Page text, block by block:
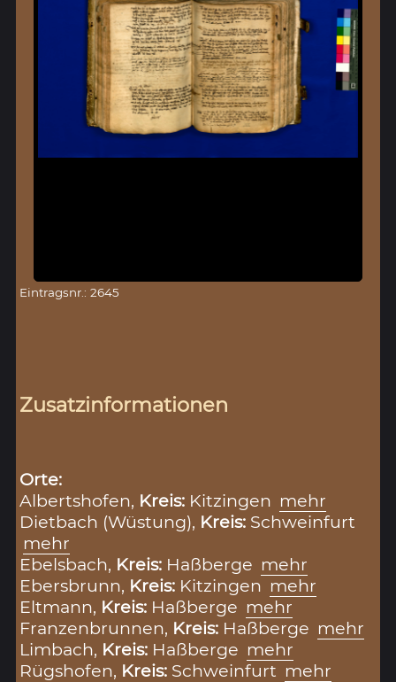
Eintragsnr.: 2645
Zusatzinformationen
Orte:
Albertshofen, Kreis: Kitzingen mehr
Dietbach (Wüstung), Kreis: Schweinfurt
mehr
Ebelsbach, Kreis: Haßberge mehr
Ebersbrunn, Kreis: Kitzingen mehr
Eltmann, Kreis: Haßberge mehr
Franzenbrunnen, Kreis: Haßberge mehr
Limbach, Kreis: Haßberge mehr
Rügshofen, Kreis: Schweinfurt mehr